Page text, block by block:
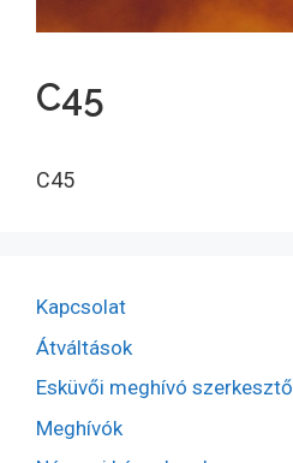
C45
C45
Kapcsolat
Átváltások
Esküvői meghívó szerkesztő
Meghívók